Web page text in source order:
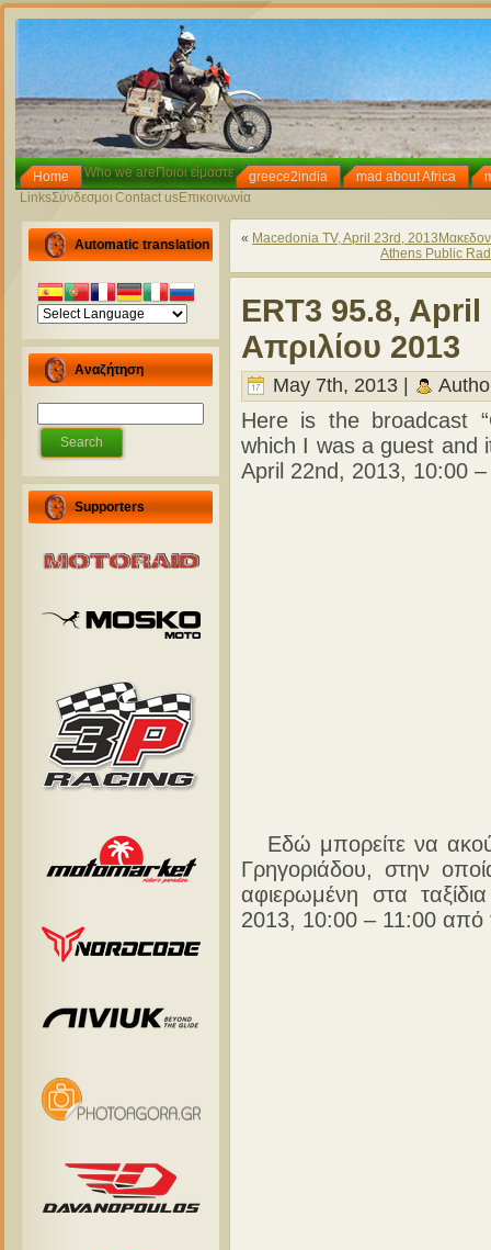
Home Who we areΠοιοι είμαστε greece2india mad about Africa
LinksΣύνδεσμοι Contact usΕπικοινωνία
Automatic translation
Αναζήτηση
Supporters
« Macedonia TV, April 23rd, 2013
Athens Public
ERT3 95.8,
Απριλίου 2013
May 7th, 2013 |
Here is the broadcast
which I was a guest and
April 22nd, 2013, 10:00
Εδώ μπορείτε να
Γρηγοριάδου, στην
αφιερωμένη στα
2013, 10:00 – 11:00 από